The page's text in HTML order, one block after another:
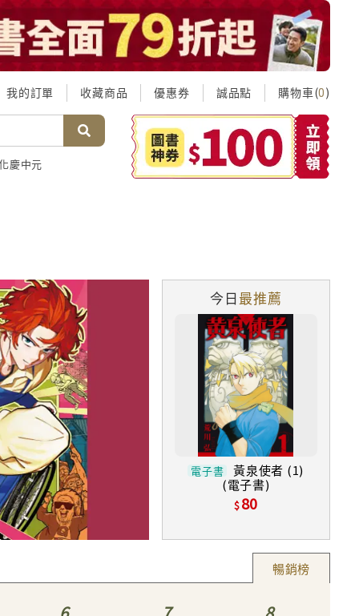
我的訂單 收藏商品 優惠券 誠品點 購物車(0)
慶中元
今日最推薦
電子書
黃泉使者 (1)
(電子書)
80
暢銷榜